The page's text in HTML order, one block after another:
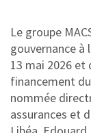
Le groupe
gouvernance
13 mai 2026 et
financement
nommée
assurances et